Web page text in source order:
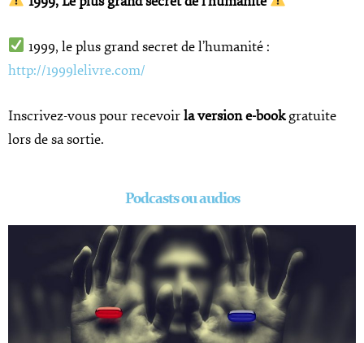
1999, le plus grand secret de l’humanité :
http://1999lelivre.com/
Inscrivez-vous pour recevoirla version e-bookgratuite
lors de sa sortie.
Podcasts ou audios